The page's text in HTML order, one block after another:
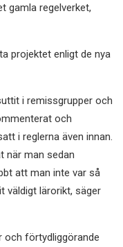
gamla regelverket,
projektet enligt de nya
i remissgrupper och
och
i reglerna även innan.
när man sedan
att man inte var så
väldigt lärorikt, säger
och förtydliggörande